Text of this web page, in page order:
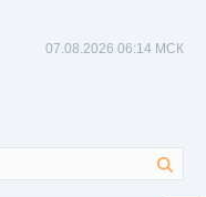
07.08.2026 06:14 МСК